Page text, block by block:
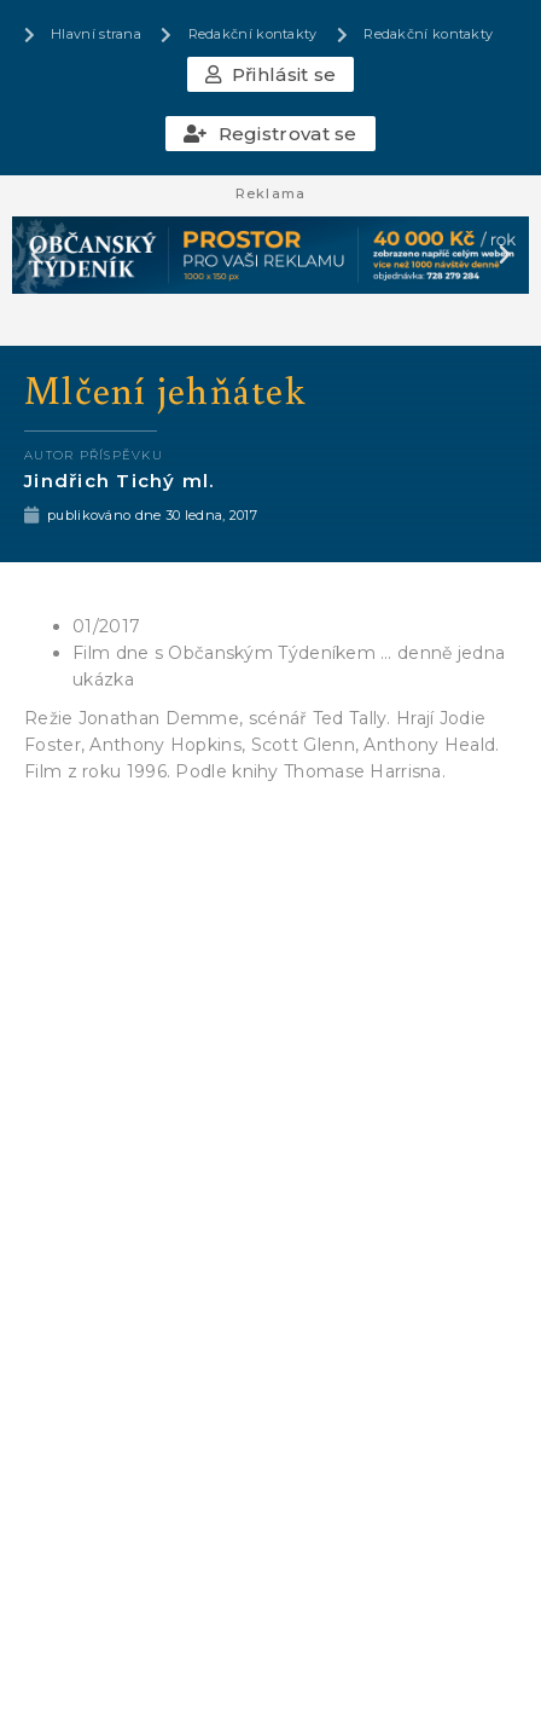
Hlavní strana Redakční kontakty Redakční kontakty
Přihlásit se
Registrovat se
Reklama
Mlčení jehňátek
AUTOR PŘÍSPĚVKU
Jindřich Tichý ml.
publikováno dne 30 ledna, 2017
01/2017
Film dne s Občanským Týdeníkem … denně jedna
ukázka
Režie Jonathan Demme, scénář Ted Tally. Hrají Jodie
Foster, Anthony Hopkins, Scott Glenn, Anthony Heald.
Film z roku 1996. Podle knihy Thomase Harrisna.